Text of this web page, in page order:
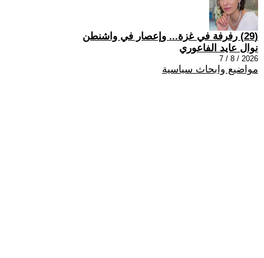
(29) رفرفة في غزة... وإعصار في واشنطن
نوال عايد الفاعوري
2026 / 8 / 7
مواضيع وابحاث سياسية